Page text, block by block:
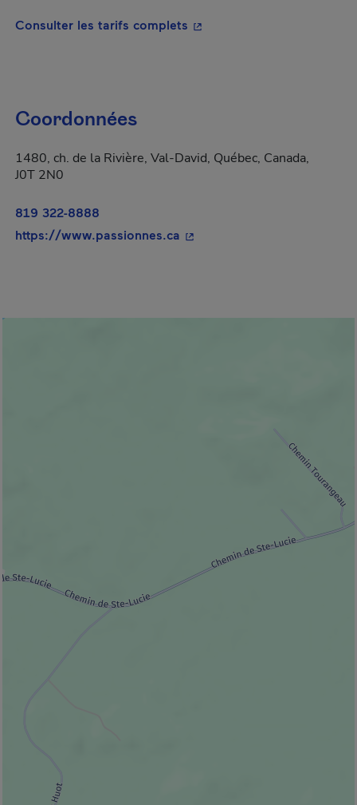
Consulter les tarifs complets - Cet hyperlien s'ouvrira
Coordonnées
1480, ch. de la Rivière, Val-David, Québec, Canada,
J0T 2N0
819 322-8888
https://www.passionnes.ca - Cet hyperlien s'ouvrira